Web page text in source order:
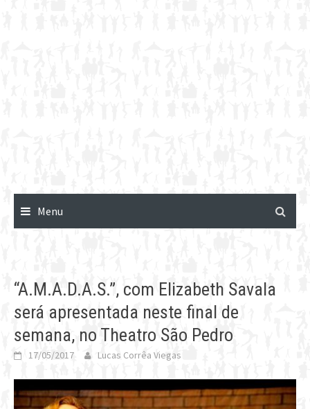
Menu
“A.M.A.D.A.S.”, com Elizabeth Savala
será apresentada neste final de
semana, no Theatro São Pedro
17/05/2017 Lucas Corrêa Viegas